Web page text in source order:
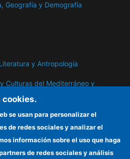
Geografía y Demografía
y Antropología
Culturas del Mediterráneo y
Bienes Públicos
cookies.
se usan para personalizar el
de redes sociales y analizar el
información sobre el uso que haga
de redes sociales y análisis